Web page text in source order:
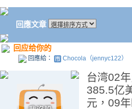
回應文章
回应给你的
回應給： Chocola（jennyc122）
台湾02
385.5亿
元，09